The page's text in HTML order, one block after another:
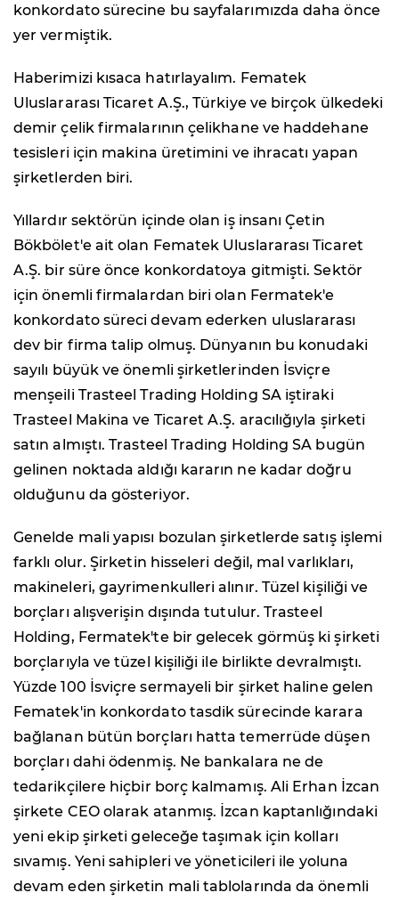
konkordato sürecine bu sayfalarımızda daha önce
yer vermiştik.
Haberimizi kısaca hatırlayalım. Fematek
Uluslararası Ticaret A.Ş., Türkiye ve birçok ülkedeki
demir çelik firmalarının çelikhane ve haddehane
tesisleri için makina üretimini ve ihracatı yapan
şirketlerden biri.
Yıllardır sektörün içinde olan iş insanı Çetin
Bökbölet'e ait olan Fematek Uluslararası Ticaret
A.Ş. bir süre önce konkordatoya gitmişti. Sektör
için önemli firmalardan biri olan Fermatek'e
konkordato süreci devam ederken uluslararası
dev bir firma talip olmuş. Dünyanın bu konudaki
sayılı büyük ve önemli şirketlerinden İsviçre
menşeili Trasteel Trading Holding SA iştiraki
Trasteel Makina ve Ticaret A.Ş. aracılığıyla şirketi
satın almıştı. Trasteel Trading Holding SA bugün
gelinen noktada aldığı kararın ne kadar doğru
olduğunu da gösteriyor.
Genelde mali yapısı bozulan şirketlerde satış işlemi
farklı olur. Şirketin hisseleri değil, mal varlıkları,
makineleri, gayrimenkulleri alınır. Tüzel kişiliği ve
borçları alışverişin dışında tutulur. Trasteel
Holding, Fermatek'te bir gelecek görmüş ki şirketi
borçlarıyla ve tüzel kişiliği ile birlikte devralmıştı.
Yüzde 100 İsviçre sermayeli bir şirket haline gelen
Fematek'in konkordato tasdik sürecinde karara
bağlanan bütün borçları hatta temerrüde düşen
borçları dahi ödenmiş. Ne bankalara ne de
tedarikçilere hiçbir borç kalmamış. Ali Erhan İzcan
şirkete CEO olarak atanmış. İzcan kaptanlığındaki
yeni ekip şirketi geleceğe taşımak için kolları
sıvamış. Yeni sahipleri ve yöneticileri ile yoluna
devam eden şirketin mali tablolarında da önemli